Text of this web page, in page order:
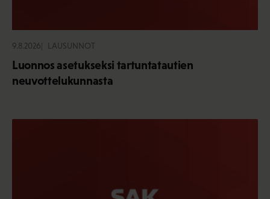
9.8.2026 LAUSUNNOT
Luonnos asetukseksi tartuntatautien
neuvottelukunnasta